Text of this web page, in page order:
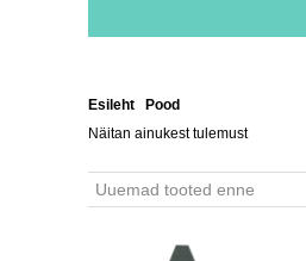
Esileht Pood
Näitan ainukest tulemust